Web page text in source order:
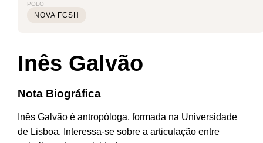
POLO
NOVA FCSH
Inês Galvão
Nota Biográfica
Inês Galvão é antropóloga, formada na Universidade
de Lisboa. Interessa-se sobre a articulação entre